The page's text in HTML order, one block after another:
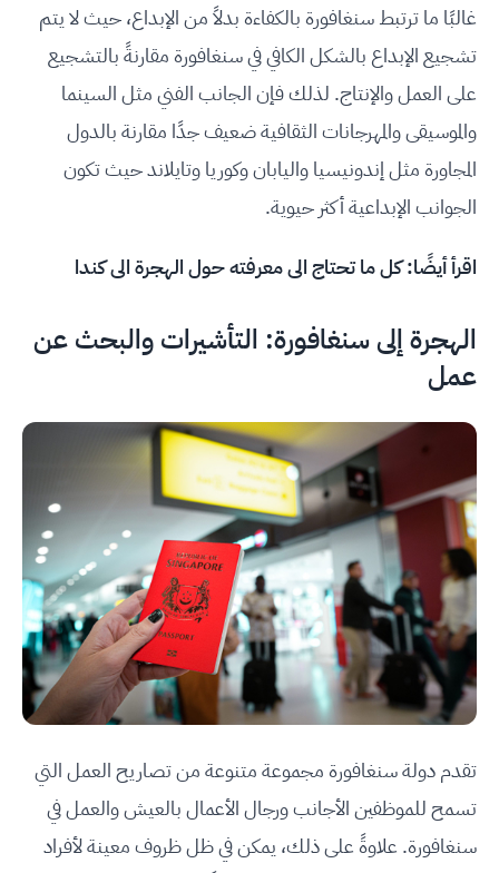
غالبًا ما ترتبط سنغافورة بالكفاءة بدلاً من الإبداع، حيث لا يتم
تشجيع الإبداع بالشكل الكافي في سنغافورة مقارنةً بالتشجيع
على العمل والإنتاج. لذلك فإن الجانب الفني مثل السينما
والموسيقى والمهرجانات الثقافية ضعيف جدًا مقارنة بالدول
المجاورة مثل إندونيسيا واليابان وكوريا وتايلاند حيث تكون
الجوانب الإبداعية أكثر حيوية.
اقرأ أيضًا:كل ما تحتاج الى معرفته حول الهجرة الى كندا
الهجرة إلى سنغافورة: التأشيرات والبحث عن
عمل
تقدم دولة سنغافورة مجموعة متنوعة من تصاريح العمل التي
تسمح للموظفين الأجانب ورجال الأعمال بالعيش والعمل في
سنغافورة. علاوةً على ذلك، يمكن في ظل ظروف معينة لأفراد